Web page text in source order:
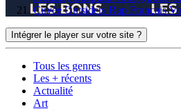
Cuvée Outsiders Rap Français
Intégrer le player sur votre site ?
Tous les genres
Les + récents
Actualité
Art